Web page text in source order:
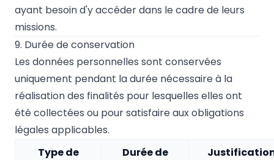
ayant besoin d'y accéder dans le cadre de leurs
missions.
9. Durée de conservation
Les données personnelles sont conservées
uniquement pendant la durée nécessaire à la
réalisation des finalités pour lesquelles elles ont
été collectées ou pour satisfaire aux obligations
légales applicables.
Type de
Durée de